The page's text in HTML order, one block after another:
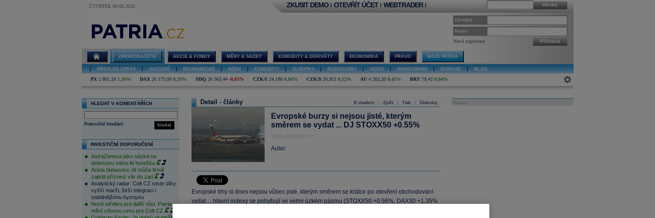
ČTVRTEK 06.08.2026 Hledej
ZKUSIT DEMO | OTEVŘÍT ÚČET | WEBTRADER |
Uživatel:
Heslo:
Nová registrace Přihlásit
ZPRAVODAJSTVÍ AKCIE & FONDY MĚNY & SAZBY KOMODITY & DERIVÁTY EKONOMIKA PRÁVO MOJE PATRIA
PŘEHLED ZPRÁV AKCIOVÉ EKONOMICKÉ MĚNY KOMODITY SLOUPKY ROZHOVORY VIDEO MONITORING DISKUSE BLOG
PX 2 801,28 1,16% DAX 26 175,99 0,19% NDQ 26 363,44 -0,83% CZK/€ 24,186 0,04% CZK/$ 20,952 0,12% AU 4 263,20 0,45% BRT 79,42 0,94%
HLEDAT V KOMENTÁŘÍCH
hledat
Pokročilé hledání
INVESTIČNÍ DOPORUČENÍ
AstraZeneca jako sázka na
defenzivu mimo AI horečku
Arista Networks: AI může firmě
zajistit příznivý vítr do zad
Analytický radar: Colt CZ roste díky
vyšší marži, širší integraci i
stabilnějšímu byznysu
Nové střelivo pro další růst. Patria
mění cílovou cenu pro Colt CZ
E-mailem Zpět Tisk Diskutuj
Detail - články
Evropské burzy si nejsou jisté, kterým
směrem se vydat ... DJ STOXX50 +0.55%
14.01.2003 10:11
Autor:
Evropské trhy si dnes nejsou vůbec jisté, kterým směrem se krátce po otevření obchodování
vydat ... hlavní indexy se pohybují ve velmi úzkém pásmu (STOXX50 +0.56%, DAX30 +1.35%
Reklama